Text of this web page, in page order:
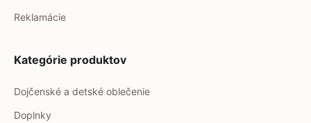
Reklamácie
Kategórie produktov
Dojčenské a detské oblečenie
Doplnky